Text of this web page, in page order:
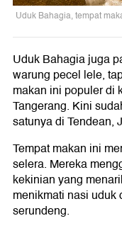
Uduk Bahagia, tempat
Uduk Bahagia juga
warung pecel lele,
makan ini populer di
Tangerang. Kini
satunya di Tendean,
Tempat makan ini
selera. Mereka
kekinian yang
menikmati nasi
serundeng.